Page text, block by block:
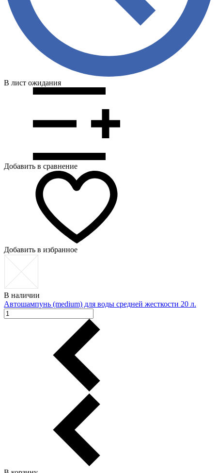
В лист ожидания
Добавить в сравнение
Добавить в избранное
В наличии
Автошампунь (medium) для воды средней жесткости 20 л.